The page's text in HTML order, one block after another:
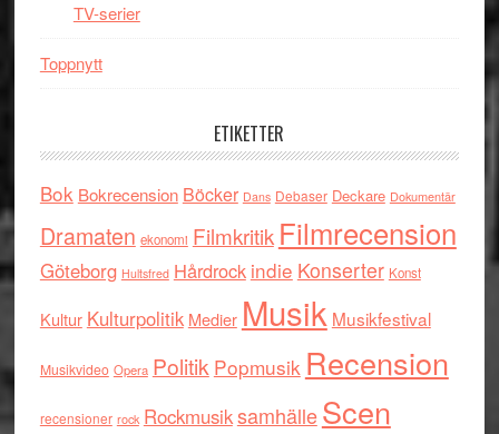
TV-serier
Toppnytt
ETIKETTER
Bok Bokrecension Böcker Dans Debaser Deckare Dokumentär
Dramaten ekonomi Filmkritik Filmrecension
Göteborg Hultsfred Hårdrock indie Konserter Konst
Kultur Kulturpolitik Medier Musik Musikfestival
Musikvideo Opera Politik Popmusik Recension
recensioner rock RockmusiksamhälleScen